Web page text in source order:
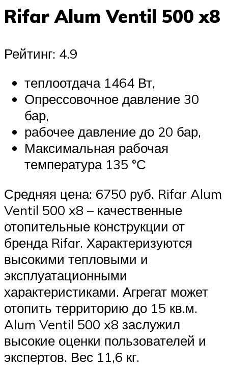
Rifar Alum Ventil 500 x8
Рейтинг: 4.9
теплоотдача 1464 Вт,
Опрессовочное давление 30
бар,
рабочее давление до 20 бар,
Максимальная рабочая
температура 135 °С
Средняя цена: 6750 руб. Rifar Alum
Ventil 500 x8 – качественные
отопительные конструкции от
бренда Rifar. Характеризуются
высокими тепловыми и
эксплуатационными
характеристиками. Агрегат может
отопить территорию до 15 кв.м.
Alum Ventil 500 x8 заслужил
высокие оценки пользователей и
экспертов. Вес 11,6 кг.